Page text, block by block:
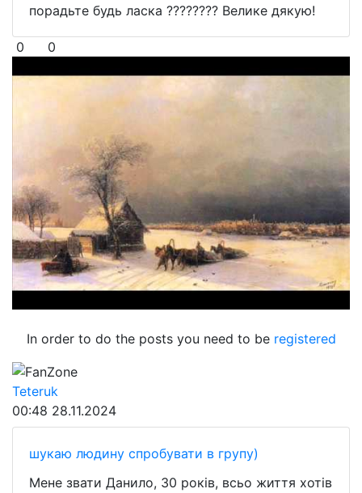
порадьте будь ласка ???????? Велике дякую!
0 0
In order to do the posts you need to be registered
FanZone
Teteruk
00:48 28.11.2024
шукаю людину спробувати в групу)
Мене звати Данило, 30 років, всьо життя хотів